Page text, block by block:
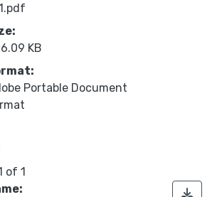
KB
Portable Document
of 1